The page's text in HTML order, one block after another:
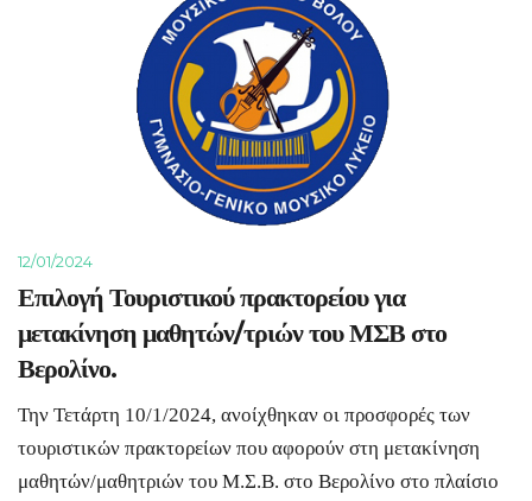
12/01/2024
Επιλογή Τουριστικού πρακτορείου για
μετακίνηση μαθητών/τριών του ΜΣΒ στο
Βερολίνο.
Την Τετάρτη 10/1/2024, ανοίχθηκαν οι προσφορές των
τουριστικών πρακτορείων που αφορούν στη μετακίνηση
μαθητών/μαθητριών του Μ.Σ.Β. στο Βερολίνο στο πλαίσιο